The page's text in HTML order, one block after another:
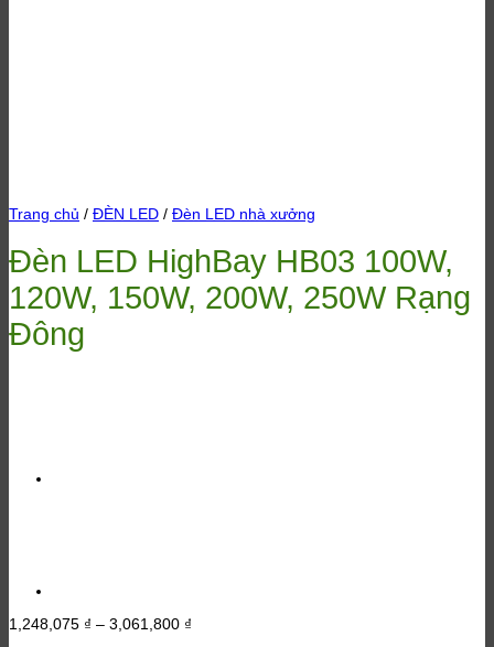
Trang chủ / ĐÈN LED / Đèn LED nhà xưởng
Đèn LED HighBay HB03 100W,
120W, 150W, 200W, 250W Rạng
Đông
1,248,075 ₫ – 3,061,800 ₫